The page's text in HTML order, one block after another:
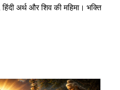
अर्थ और शिव की महिमा। भक्ति